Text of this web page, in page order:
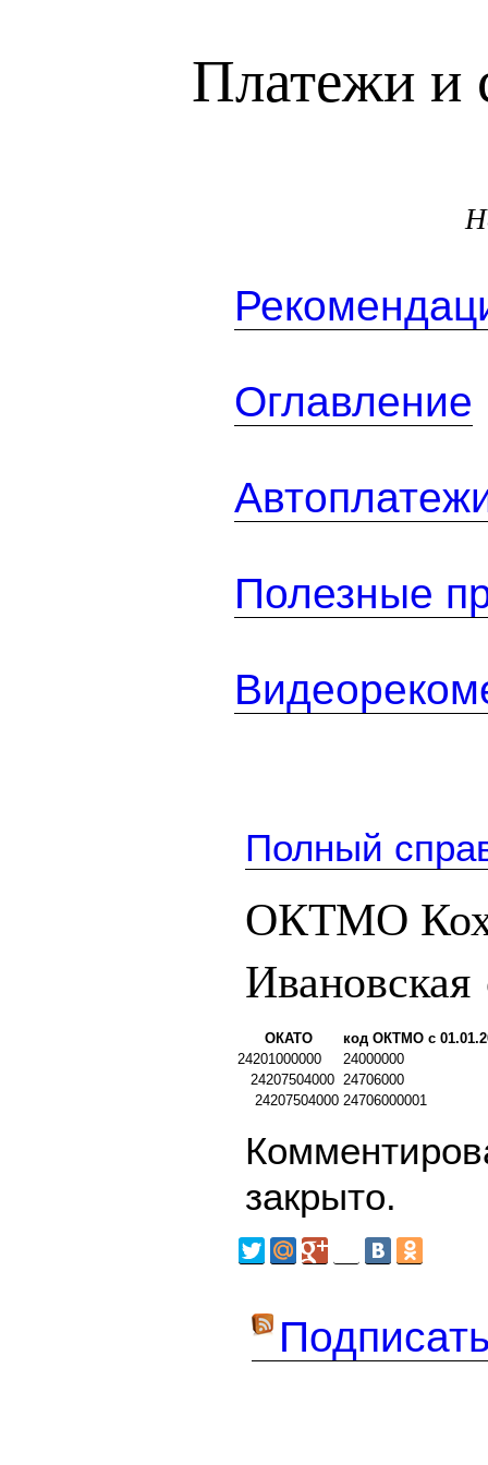
Платежи и
Оглавление
Полезные
Полный
ОКТМО
Ивановская
ОКАТО
код ОКТМО с
24201000000
24000000
24207504000 24706000
24207504000 24706000001
закрыто.